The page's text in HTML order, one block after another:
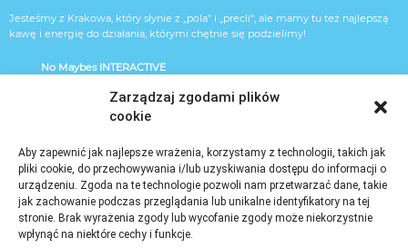
Zarządzaj zgodami plików
cookie
Aby zapewnić jak najlepsze wrażenia, korzystamy z technologii, takich jak
pliki cookie, do przechowywania i/lub uzyskiwania dostępu do informacji o
urządzeniu. Zgoda na te technologie pozwoli nam przetwarzać dane, takie
jak zachowanie podczas przeglądania lub unikalne identyfikatory na tej
stronie. Brak wyrażenia zgody lub wycofanie zgody może niekorzystnie
wpłynąć na niektóre cechy i funkcje.
Jesteśmy z Krakowa, który słynie z „pola" i „precli“, ale mamy tu też najlepszą
kawę i energię do działania, którymi chętnie się podzielimy!
No Maybes INTERACTIVE
Kryspinów 429
32-060 Kryspinów
heart@nomaybes.pl
503 033 450
Facebook